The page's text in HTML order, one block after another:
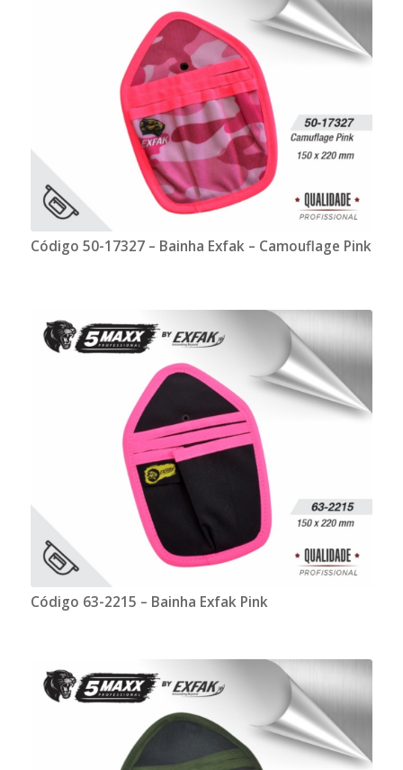
Código 50-17327 – Bainha Exfak – Camouflage Pink
Código 63-2215 – Bainha Exfak Pink